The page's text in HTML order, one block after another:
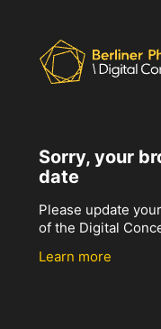
Sorry, your
date
Please update
of the Digital
Learn more